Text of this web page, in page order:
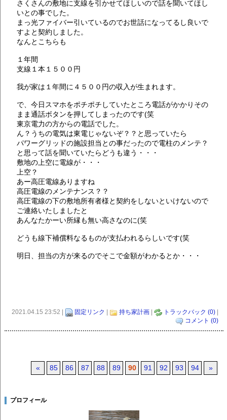
さくさんの敷地に支線を引かせてほしいので話を聞いてほし
いとの事でした。
まっ光ファイバー引いているのでお世話になってるし良いで
すよと契約しました。
なんとこちらも
１年間
支線１本１５００円
我が家は１年間に４５００円の収入が生まれます。
で、今日スマホをポチポチしていたところ電話がかかりその
まま通話ボタンを押してしまったのです(笑
東京電力の方からの電話でした。
ん？うちの電気は東電じゃないぞ？？と思っていたら
パワーグリッドの施設担当との事だったので電柱のメンテ？
と思って話を聞いていたらどうも違う・・・
敷地の上空に電線が・・・
上空？
あー高圧電線ありますね
高圧電線のメンテナンス？？
高圧電線の下の敷地所有者様と契約をしないといけないので
ご連絡いたしましたと
あんなたかーい所縁も無い高さなのに(笑
どうも線下補償料なるものが支払われるらしいです(笑
明日、担当の方が来るのでそこで金額がわかるとか・・・
2021.04.15 23:52 | 固定リンク 持ち家計画 | トラックバック (0)
コメント (0)
« 85 86 87 88 89 90 91 92 93 94 »
プロフィール